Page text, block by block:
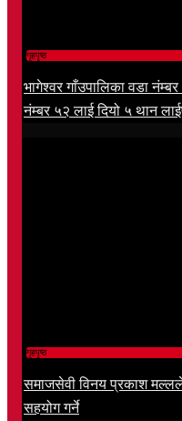
गृहपृष्ठ
भागेश्वर गाँउपालिका वडा
नंम्बर ५२ लाई दियो ५ थान
गृहपृष्ठ
समाजसेवी विनय प्रकाश मल्लले
सहयोग गर्ने